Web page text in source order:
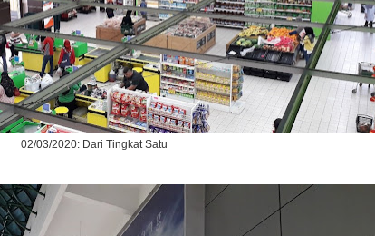
02/03/2020: Dari Tingkat Satu